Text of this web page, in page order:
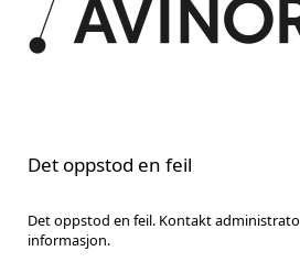
Det oppstod en feil
Det oppstod en feil. Kontakt
informasjon.